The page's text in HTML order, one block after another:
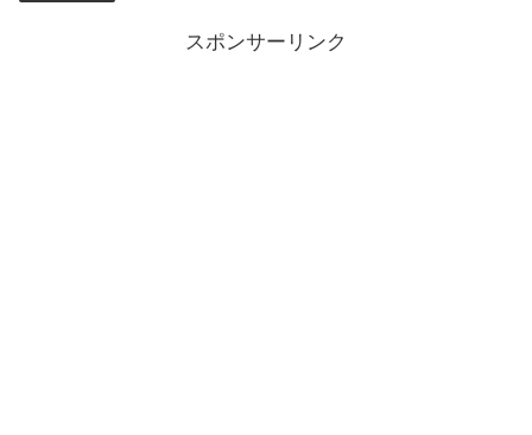
スポンサーリンク